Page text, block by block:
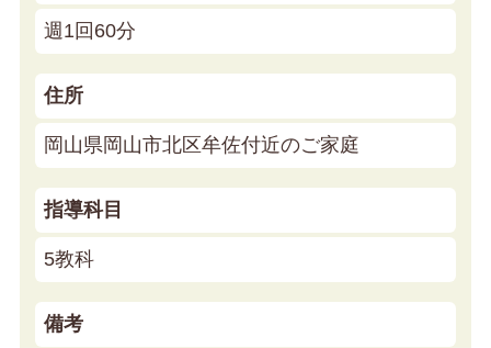
週1回60分
住所
岡山県岡山市北区牟佐付近のご家庭
指導科目
5教科
備考